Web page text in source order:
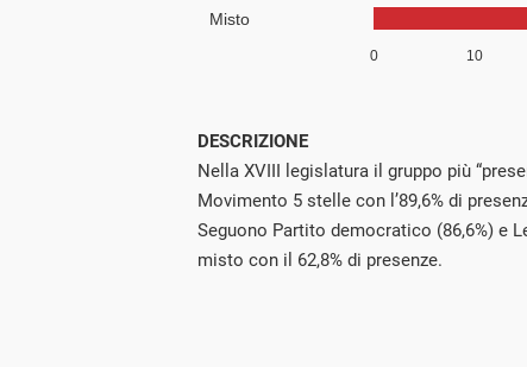
DESCRIZIONE
Nella XVIII legislatura il gruppo più
Movimento 5 stelle con l’89,6% di
Seguono Partito democratico (86,6%) e
misto con il 62,8% di presenze.